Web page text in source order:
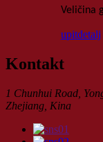
Veličina
upitdetalj
Kontakt
1 Chunhui Road,
Zhejiang, Kina